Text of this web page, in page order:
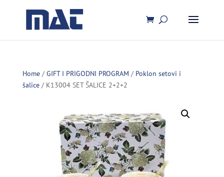
Home/GIFT I PRIGODNI PROGRAM / Poklon setovi i
šalice/ K13004 SET ŠALICE 2+2+2